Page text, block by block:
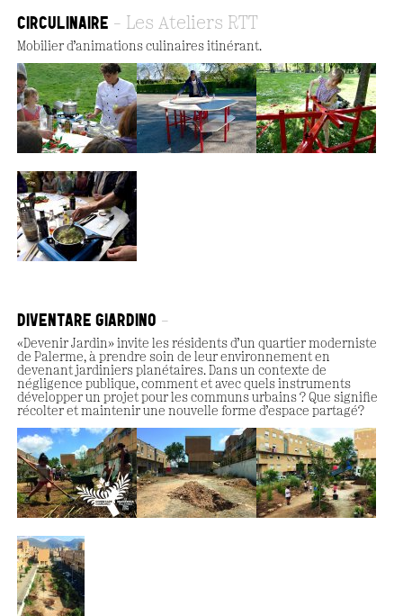
CIRCULINAIRE Les Ateliers RTT
Mobilier d’animations culinaires itinérant.
DIVENTARE GIARDINO
«Devenir Jardin» invite les résidents d’un quartier moderniste
de Palerme, à prendre soin de leur environnement en
devenant jardiniers planétaires. Dans un contexte de
négligence publique, comment et avec quels instruments
développer un projet pour les communs urbains ? Que signifie
récolter et maintenir une nouvelle forme d’espace partagé?